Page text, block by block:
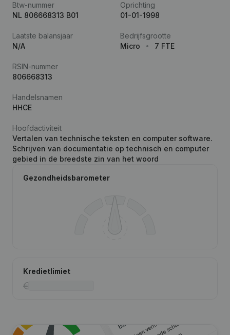
Btw-nummer
NL 806668313 B01
Oprichting
01-01-1998
Laatste balansjaar
N/A
Bedrijfsgrootte
Micro
7 FTE
RSIN-nummer
806668313
Handelsnamen
HHCE
Hoofdactiviteit
Vertalen van technische teksten en computer software.
Schrijven van documentatie op technisch en computer
gebied in de breedste zin van het woord
Gezondheidsbarometer
Kredietlimiet